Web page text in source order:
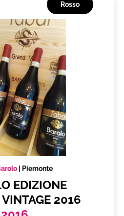
Rosso
Piemonte
EDIZIONE
2016